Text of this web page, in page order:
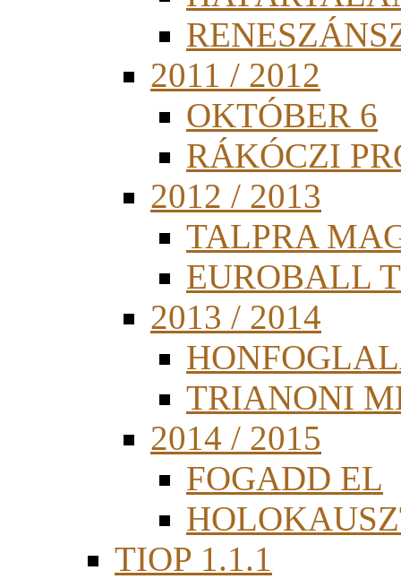
2011 / 2012
OKTÓBER 6
RÁKÓCZI
2012 / 2013
TALPRA
EUROBALL
2013 / 2014
TRIANONI
2014 / 2015
FOGADD EL
TIOP 1.1.1